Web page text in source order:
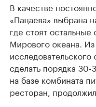
В качестве
«Пацаева» выбрана
где стоят
Мирового океана.
сделать порядка
на базе комбината
ресторан,